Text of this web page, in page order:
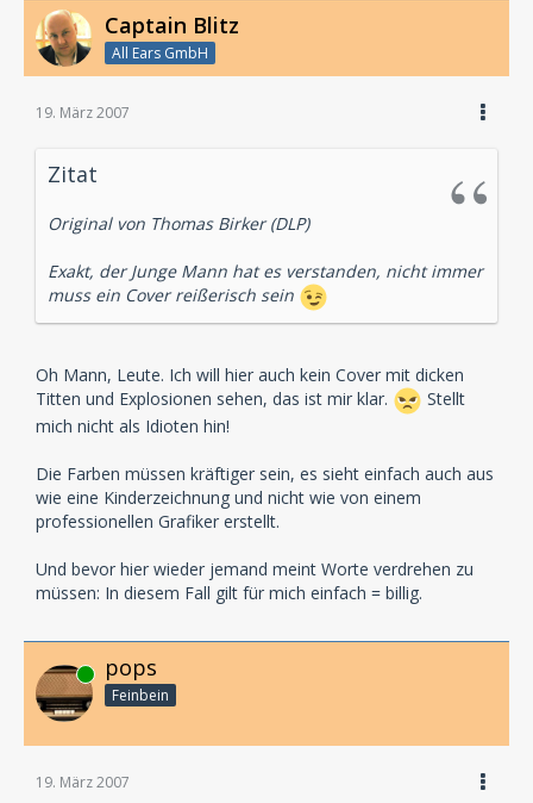
Captain Blitz
All Ears GmbH
19. März 2007
Zitat
Original von Thomas Birker (DLP)
Exakt, der Junge Mann hat es verstanden, nicht immer
muss ein Cover reißerisch sein
Oh Mann, Leute. Ich will hier auch kein Cover mit dicken
Titten und Explosionen sehen, das ist mir klar.
Stellt
mich nicht als Idioten hin!
Die Farben müssen kräftiger sein, es sieht einfach auch aus
wie eine Kinderzeichnung und nicht wie von einem
professionellen Grafiker erstellt.
Und bevor hier wieder jemand meint Worte verdrehen zu
müssen: In diesem Fall gilt für mich einfach = billig.
Online pops
Feinbein
19. März 2007